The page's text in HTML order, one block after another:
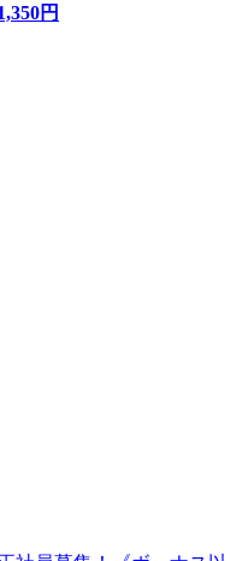
円